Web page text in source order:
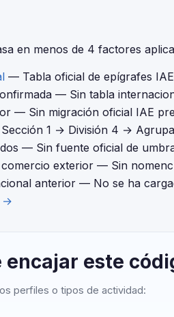
en menos de 4 factores
— Tabla oficial de epígrafes
— Sin tabla
— Sin migración oficial IAE
1 → División 4 →
— Sin fuente oficial de
exterior — Sin
anterior — No se ha
→
encajar este
perfiles o tipos de actividad: